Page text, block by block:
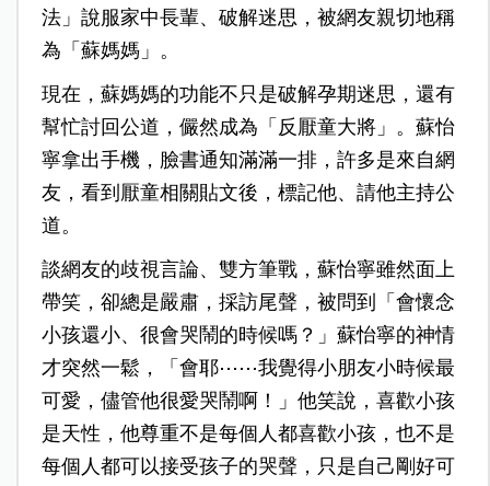
法」說服家中長輩、破解迷思，被網友親切地稱
為「蘇媽媽」。
現在，蘇媽媽的功能不只是破解孕期迷思，還有
幫忙討回公道，儼然成為「反厭童大將」。蘇怡
寧拿出手機，臉書通知滿滿一排，許多是來自網
友，看到厭童相關貼文後，標記他、請他主持公
道。
談網友的歧視言論、雙方筆戰，蘇怡寧雖然面上
帶笑，卻總是嚴肅，採訪尾聲，被問到「會懷念
小孩還小、很會哭鬧的時候嗎？」蘇怡寧的神情
才突然一鬆，「會耶⋯⋯我覺得小朋友小時候最
可愛，儘管他很愛哭鬧啊！」他笑說，喜歡小孩
是天性，他尊重不是每個人都喜歡小孩，也不是
每個人都可以接受孩子的哭聲，只是自己剛好可